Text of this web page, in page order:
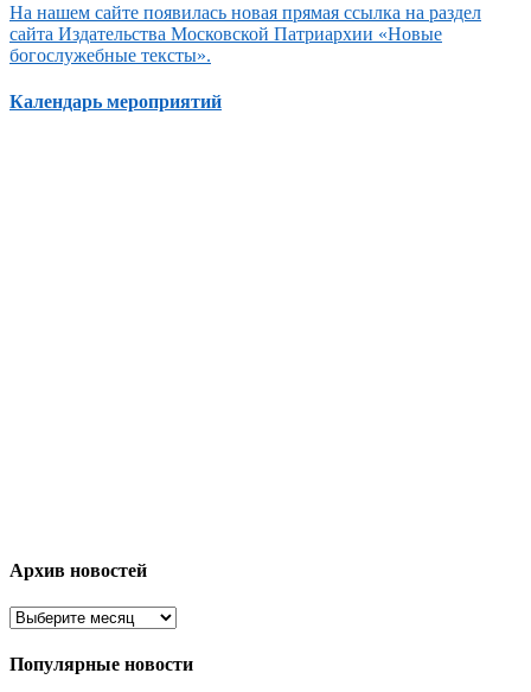
На нашем сайте появилась новая прямая ссылка на раздел
сайта Издательства Московской Патриархии «Новые
богослужебные тексты».
Календарь мероприятий
Архив новостей
Популярные новости